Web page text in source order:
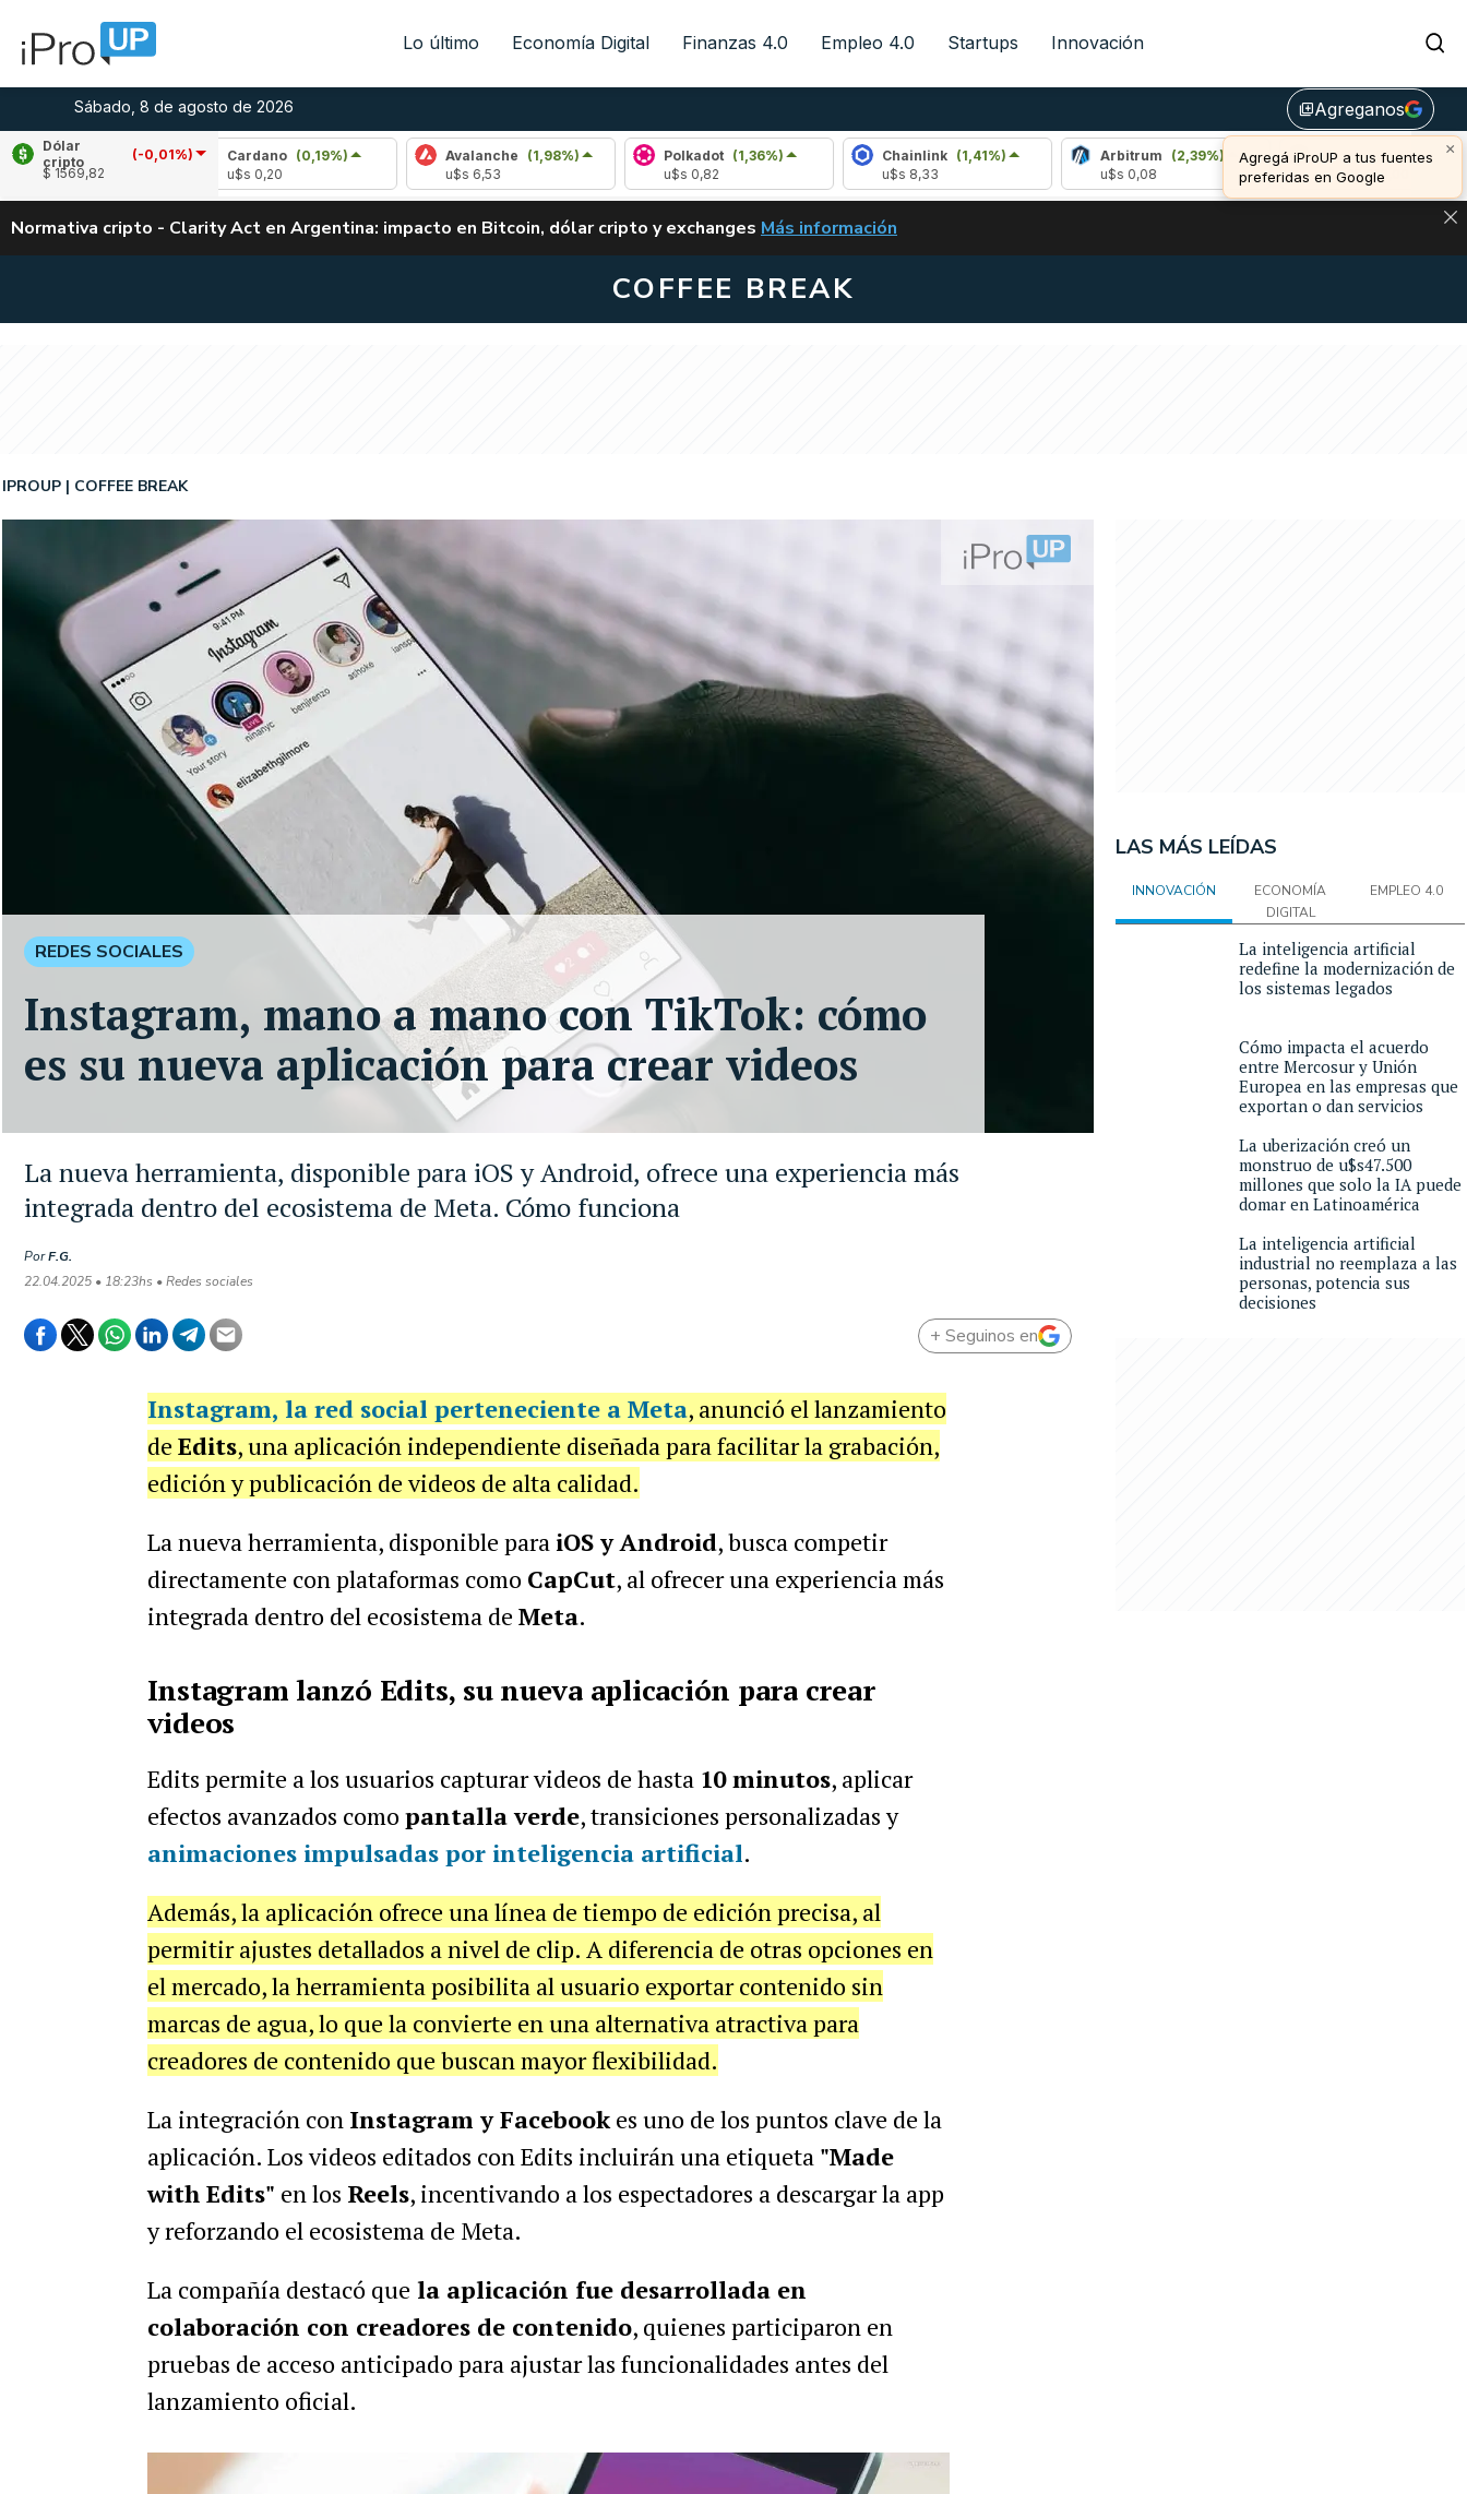
Lo último Economía Digital Finanzas 4.0 Empleo 4.0 Startups Innovación
Sábado, 8 de agosto de 2026 library_addAgreganos
×
Agregá iProUP a tus fuentes
preferidas en Google
Dólar
cripto
(-0,01%)
$ 1569,82
Cardano
(0,19%)
Avalanche (1,98%)
Polkadot (1,36%)
Chainlink
(1,41%)
Arbitrum
(2,39%)
Bitcoin (0,40%)
u$s 65.016,00
Normativa cripto - Clarity Act en Argentina: impacto en Bitcoin, dólar cripto y exchanges CLARITY ACT EN ARGENTINA: IMPACTO EN BITCOIN, DÓLAR CRIPTO Y EXCHANGES
Más información
COFFEE BREAK
La nueva herramienta, disponible para iOS y Android, ofrece una experiencia más
integrada dentro del ecosistema de Meta. Cómo funciona
IPROUP COFFEE BREAK
PorF.G.
22.04.2025 • 18:23hs • Redes sociales
REDES SOCIALES
Instagram, mano a mano con TikTok: cómo
es su nueva aplicación para crear videos
+ Seguinos en
Instagram, la red social perteneciente a Meta, anunció el lanzamiento
de Edits, una aplicación independiente diseñada para facilitar la grabación,
edición y publicación de videos de alta calidad.
La nueva herramienta, disponible para iOS y Android, busca competir
directamente con plataformas como CapCut, al ofrecer una experiencia más
integrada dentro del ecosistema de Meta.
Instagram lanzó Edits, su nueva aplicación para crear
videos
Edits permite a los usuarios capturar videos de hasta 10 minutos, aplicar
efectos avanzados como pantalla verde, transiciones personalizadas y
animaciones impulsadas por inteligencia artificial.
Además, la aplicación ofrece una línea de tiempo de edición precisa, al
permitir ajustes detallados a nivel de clip. A diferencia de otras opciones en
el mercado, la herramienta posibilita al usuario exportar contenido sin
marcas de agua, lo que la convierte en una alternativa atractiva para
creadores de contenido que buscan mayor flexibilidad.
La integración con Instagram y Facebookes uno de los puntos clave de la
aplicación. Los videos editados con Edits incluirán una etiqueta "Made
with Edits" en los Reels, incentivando a los espectadores a descargar la app
y reforzando el ecosistema de Meta.
La compañía destacó que la aplicación fue desarrollada en
colaboración con creadores de contenido, quienes participaron en
pruebas de acceso anticipado para ajustar las funcionalidades antes del
lanzamiento oficial.
LAS MÁS LEÍDAS
INNOVACIÓN
ECONOMÍA
DIGITAL
EMPLEO 4.0
La inteligencia artificial
redefine la modernización de
los sistemas legados
Cómo impacta el acuerdo
entre Mercosur y Unión
Europea en las empresas que
exportan o dan servicios
La uberización creó un
monstruo de u$s47.500
millones que solo la IA puede
domar en Latinoamérica
La inteligencia artificial
industrial no reemplaza a las
personas, potencia sus
decisiones